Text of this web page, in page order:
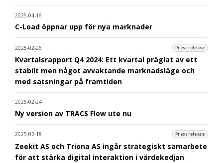
2025-04-16
C-Load öppnar upp för nya marknader
2025-02-26 Pressrelease
Kvartalsrapport Q4 2024: Ett kvartal präglat av ett
stabilt men något avvaktande marknadsläge och
med satsningar på framtiden
2025-02-24
Ny version av TRACS Flow ute nu
2025-02-18 Pressrelease
Zeekit AS och Triona AS ingår strategiskt samarbete
för att stärka digital interaktion i värdekedjan